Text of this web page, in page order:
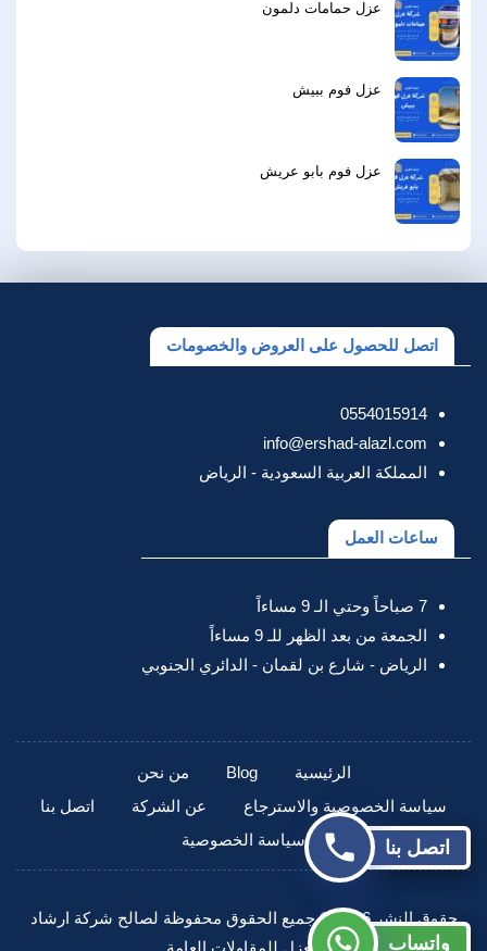
عزل حمامات دلمون
عزل فوم ببيش
عزل فوم بابو عريش
اتصل للحصول على العروض والخصومات
0554015914
info@ershad-alazl.com
المملكة العربية السعودية - الرياض
ساعات العمل
7 صباحاً وحتي الـ 9 مساءاً
الجمعة من بعد الظهر للـ 9 مساءاً
الرياض - شارع بن لقمان - الدائري الجنوبي
الرئيسية Blog
من نحن
سياسة الخصوصية والاسترجاع
عن الشركة
اتصل بنا
سياسة الخصوصية
حقوق النشر 2026 © جميع الحقوق محفوظة لصالح شركة ارشاد
العزل للمقاولات العامة
اتصل بنا
واتساب